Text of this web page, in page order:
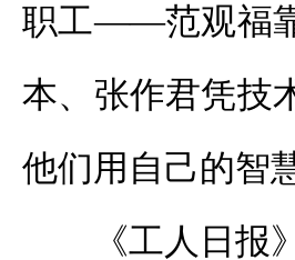
职工——范观福
本、张作君凭技
他们用自己的智
《工人日报